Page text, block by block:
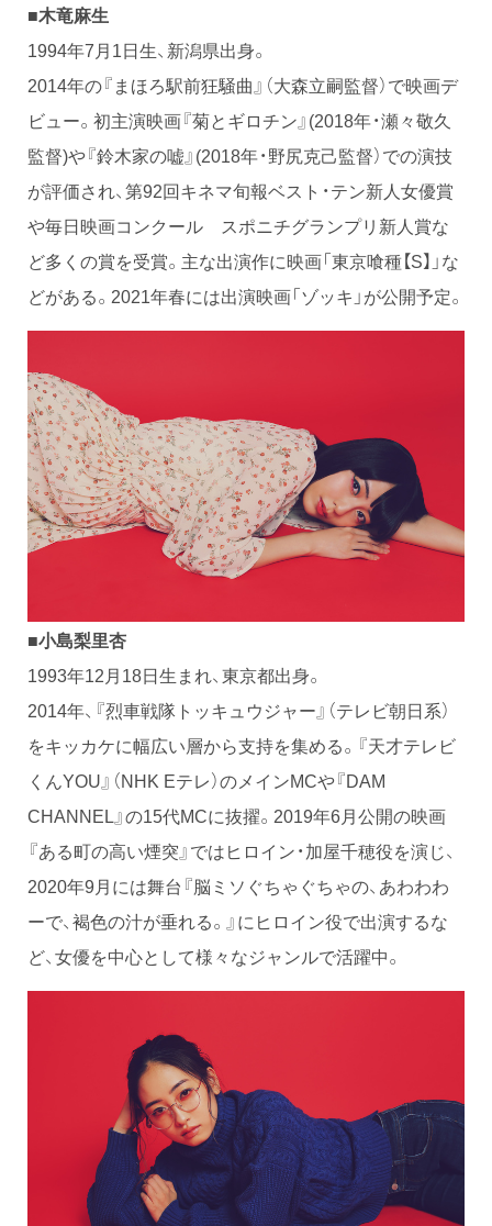
■木竜麻生
1994年7月1日生、新潟県出身。
2014年の『まほろ駅前狂騒曲』（大森立嗣監督）で映画デ
ビュー。初主演映画『菊とギロチン』(2018年・瀬々敬久
監督)や『鈴木家の嘘』(2018年・野尻克己監督）での演技
が評価され、第92回キネマ旬報ベスト・テン新人女優賞
や毎日映画コンクール スポニチグランプリ新人賞な
ど多くの賞を受賞。主な出演作に映画「東京喰種【S】」な
どがある。2021年春には出演映画「ゾッキ」が公開予定。
■小島梨里杏
1993年12月18日生まれ、東京都出身。
2014年、『烈車戦隊トッキュウジャー』（テレビ朝日系）
をキッカケに幅広い層から支持を集める。『天才テレビ
くんYOU』（NHK Eテレ）のメインMCや『DAM
CHANNEL』の15代MCに抜擢。2019年6月公開の映画
『ある町の高い煙突』ではヒロイン・加屋千穂役を演じ、
2020年9月には舞台『脳ミソぐちゃぐちゃの、あわわわ
ーで、褐色の汁が垂れる。』にヒロイン役で出演するな
ど、女優を中心として様々なジャンルで活躍中。